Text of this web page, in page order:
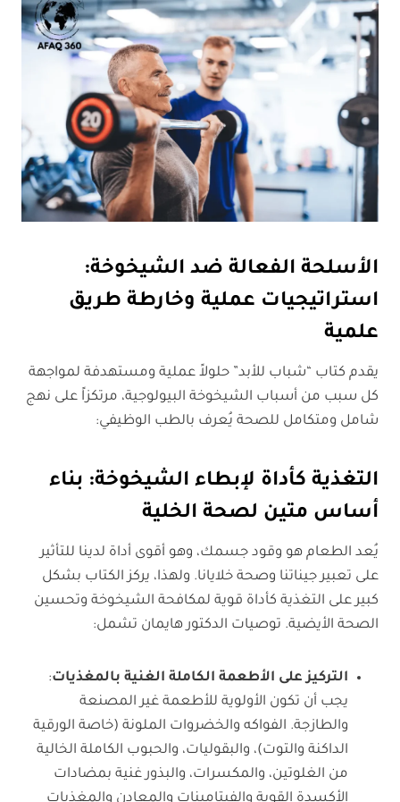
الأسلحة الفعالة ضد الشيخوخة:
استراتيجيات عملية وخارطة طريق
علمية
يقدم كتاب “شباب للأبد” حلولاً عملية ومستهدفة لمواجهة
كل سبب من أسباب الشيخوخة البيولوجية، مرتكزاً على نهج
شامل ومتكامل للصحة يُعرف بالطب الوظيفي:
التغذية كأداة لإبطاء الشيخوخة: بناء
أساس متين لصحة الخلية
يُعد الطعام هو وقود جسمك، وهو أقوى أداة لدينا للتأثير
على تعبير جيناتنا وصحة خلايانا. ولهذا، يركز الكتاب بشكل
كبير على التغذية كأداة قوية لمكافحة الشيخوخة وتحسين
الصحة الأيضية. توصيات الدكتور هايمان تشمل:
التركيز على الأطعمة الكاملة الغنية بالمغذيات:
يجب أن تكون الأولوية للأطعمة غير المصنعة
والطازجة. الفواكه والخضروات الملونة (خاصة الورقية
الداكنة والتوت)، والبقوليات، والحبوب الكاملة الخالية
من الغلوتين، والمكسرات، والبذور غنية بمضادات